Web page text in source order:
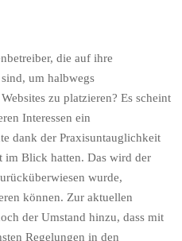
die auf ihre
um halbwegs
zu platzieren? Es scheint
Interessen ein
dank der Praxisuntauglichkeit
im Blick hatten. Das wird der
wurde,
können. Zur aktuellen
der Umstand hinzu, dass mit
Regelungen in den